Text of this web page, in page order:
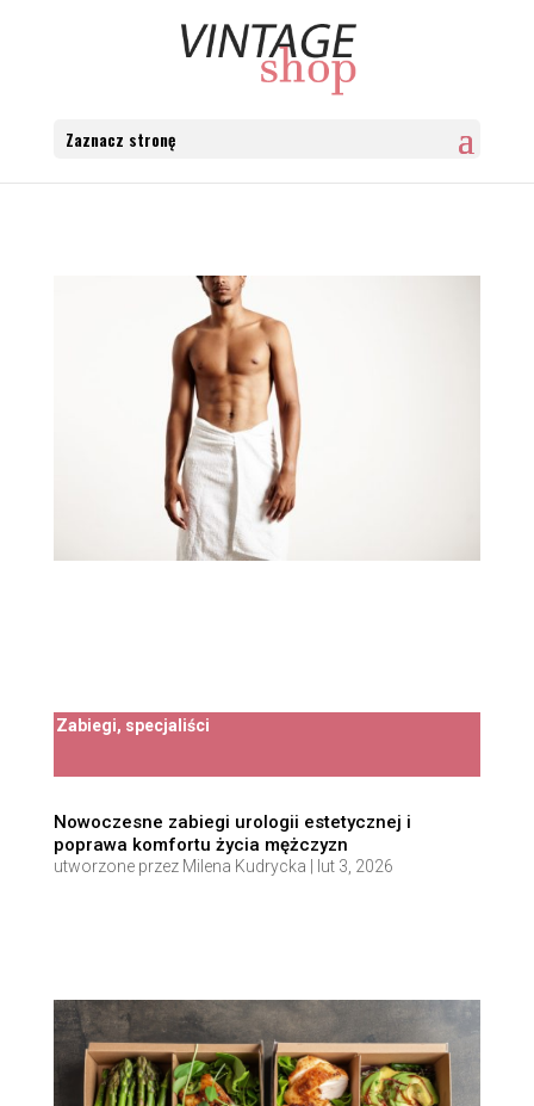
Zaznacz stronę
Zabiegi, specjaliści
Nowoczesne zabiegi urologii estetycznej i
poprawa komfortu życia mężczyzn
utworzone przez Milena Kudrycka lut 3, 2026